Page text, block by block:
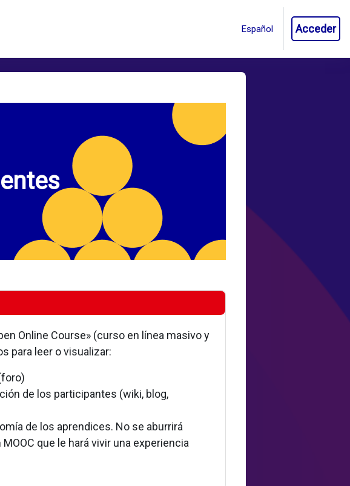
Acceder
Online Course» (curso en línea masivo y
para leer o visualizar:
de los participantes (wiki, blog,
de los aprendices. No se aburrirá
que le hará vivir una experiencia